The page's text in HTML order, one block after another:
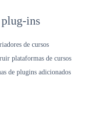
ins
de cursos
plataformas de cursos
de plugins adicionados